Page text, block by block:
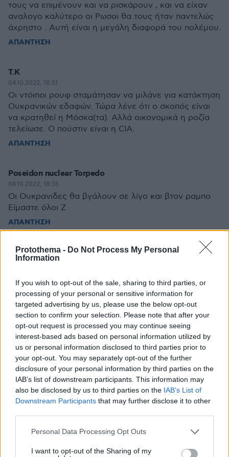
Protothema - Do Not Process My Personal
Information
If you wish to opt-out of the sale, sharing to third parties, or
processing of your personal or sensitive information for
targeted advertising by us, please use the below opt-out
section to confirm your selection. Please note that after your
opt-out request is processed you may continue seeing
interest-based ads based on personal information utilized by
us or personal information disclosed to third parties prior to
your opt-out. You may separately opt-out of the further
disclosure of your personal information by third parties on the
IAB’s list of downstream participants. This information may
also be disclosed by us to third parties on the IAB’s List of
Downstream Participants that may further disclose it to other
Please note that this website/app uses one or more Google
not limited to your visit or usage behaviour. You may click to
Personal Data Processing Opt Outs
I want to opt-out of the Sharing of my
τους να επιμένουν και να ρισκάρουν , και να είχαν
αναλογο καλύτερο οι Ρωσοι θα τους ήταν παντελώς
άχρηστο . Αυτή είναι η μεγάλη διαφορά του πολέμου.
ΑΠΑΝΤΗΣΗ
Τ.Κ
04.10.2022, 18:51
Οι ντόιποι ρουφ σταμάτησαν να μιλάνε για κατάκτηση
Ουκρανικών εδαφών. Τώρα λένε ότι ο σκοπός είναι
να κρατηθεί η Μόσκα(τα). Αλλά οικονομικά η ροζία
τελείωσε. Ο πούστιν είναι η CIA.
ΑΠΑΝΤΗΣΗ
Poseidon nuclear Torpedo
04.10.2022, 18:35
Οι Ουκρανιδες θα βγάλουν σε λίγο και βτον ραμπο
Είμαστε όλοι Ζ
ΑΠΑΝΤΗΣΗ
αγύριγος μπλε συριζαίος
04.10.2022, 18:33
ΑΠΑΝΤΗΣΗ
παπαδημούλης
04.10.2022, 18:24
μίνα, είσαι καλά ;
ΑΠΑΝΤΗΣΗ
Ο Αμερικάνοι, που είναι ... "καθηγητές